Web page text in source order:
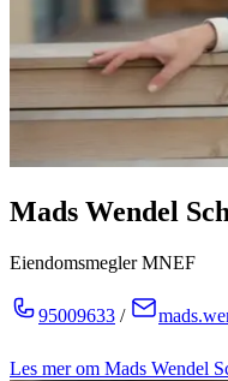
Mads Wendel
Eiendomsmegler MNEF
95009633 /
Les mer om Mads Wendel